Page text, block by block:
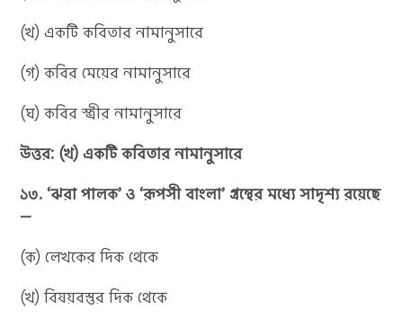
(খ) একটি কবিতার নামানুসারে
(গ) কবির মেয়ের নামানুসারে
(ঘ) কবির স্ত্রীর নামানুসারে
উত্তর: (খ) একটি কবিতার নামানুসারে
১৩. ‘ঝরা পালক’ ও ‘রূপসী বাংলা’ গ্রন্থের মধ্যে সাদৃশ্য রয়েছে
—
(ক) লেখকের দিক থেকে
(খ) বিষয়বস্তুর দিক থেকে